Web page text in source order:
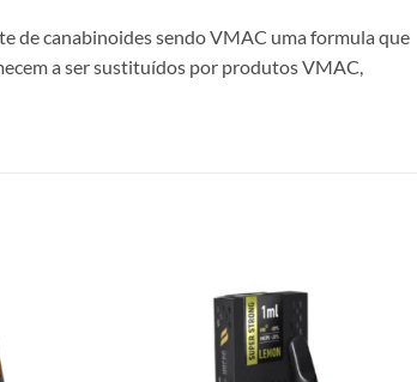
de canabinoides sendo VMAC uma formula que
a ser sustituídos por produtos VMAC,